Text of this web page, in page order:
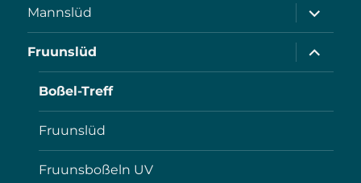
Mannslüd
öffnen
Fruunslüd
öffnen
Boßel-Treff
Fruunslüd
Fruunsboßeln UV